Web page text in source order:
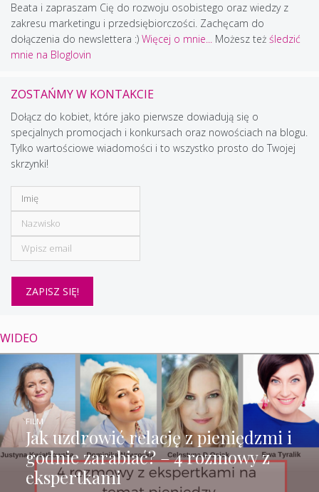
Beata i zapraszam Cię do rozwoju osobistego oraz wiedzy z
zakresu marketingu i przedsiębiorczości. Zachęcam do
dołączenia do newslettera :) Więcej o mnie... Możesz też śledzić
mnie na Bloglovin
ZOSTAŃMY W KONTAKCIE
Dołącz do kobiet, które jako pierwsze dowiadują się o
specjalnych promocjach i konkursach oraz nowościach na blogu.
Tylko wartościowe wiadomości i to wszystko prosto do Twojej
skrzynki!
WIDEO
Jak uzdrowić relację z pieniędzmi i
godnie zarabiać? – 4 rozmowy z
ekspertkami
FILM